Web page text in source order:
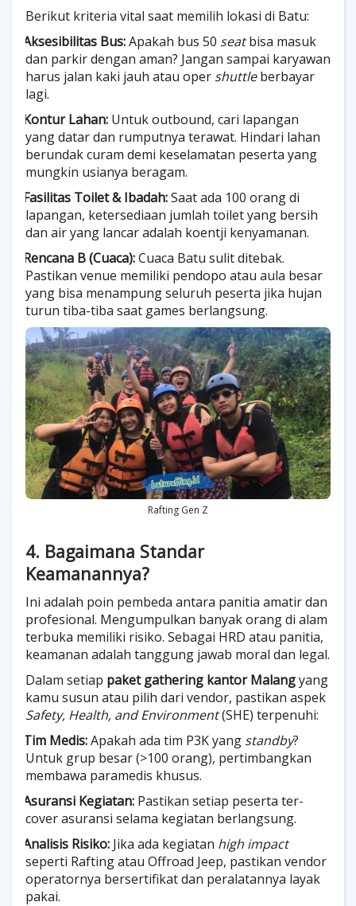
Berikut kriteria vital saat memilih lokasi di Batu:
Aksesibilitas Bus:Apakah bus 50 seatbisa masuk
dan parkir dengan aman? Jangan sampai karyawan
harus jalan kaki jauh atau oper shuttleberbayar
lagi.
Kontur Lahan: Untuk outbound, cari lapangan
yang datar dan rumputnya terawat. Hindari lahan
berundak curam demi keselamatan peserta yang
mungkin usianya beragam.
Fasilitas Toilet & Ibadah:Saat ada 100 orang di
lapangan, ketersediaan jumlah toilet yang bersih
dan air yang lancar adalah koentji kenyamanan.
Rencana B (Cuaca):Cuaca Batu sulit ditebak.
Pastikan venue memiliki pendopo atau aula besar
yang bisa menampung seluruh peserta jika hujan
turun tiba-tiba saat games berlangsung.
Rafting Gen Z
4. Bagaimana Standar
Keamanannya?
Ini adalah poin pembeda antara panitia amatir dan
profesional. Mengumpulkan banyak orang di alam
terbuka memiliki risiko. Sebagai HRD atau panitia,
keamanan adalah tanggung jawab moral dan legal.
Dalam setiap paket gathering kantor Malangyang
kamu susun atau pilih dari vendor, pastikan aspek
Safety, Health, and Environment(SHE) terpenuhi:
Tim Medis:Apakah ada tim P3K yang standby?
Untuk grup besar (>100 orang), pertimbangkan
membawa paramedis khusus.
Asuransi Kegiatan: Pastikan setiap peserta ter-
cover asuransi selama kegiatan berlangsung.
Analisis Risiko: Jika ada kegiatan high impact
seperti Rafting atau Offroad Jeep, pastikan vendor
operatornya bersertifikat dan peralatannya layak
pakai.